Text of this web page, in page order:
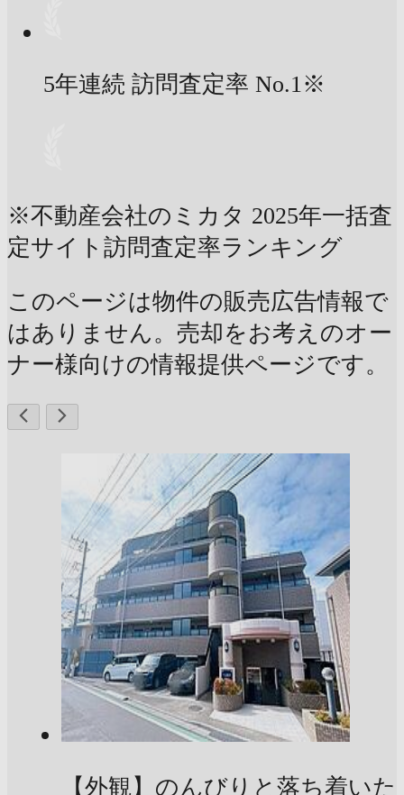
5年連続 訪問査定率 No.1※
※不動産会社のミカタ 2025年一括査
定サイト訪問査定率ランキング
このページは物件の販売広告情報で
はありません。売却をお考えのオー
ナー様向けの情報提供ページです。
【外観】のんびりと落ち着いた